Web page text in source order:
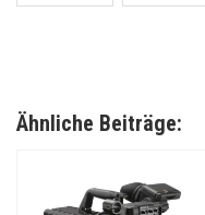
Ähnliche Beiträge: